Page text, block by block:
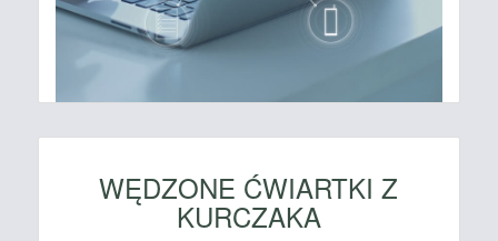
WĘDZONE ĆWIARTKI Z
KURCZAKA